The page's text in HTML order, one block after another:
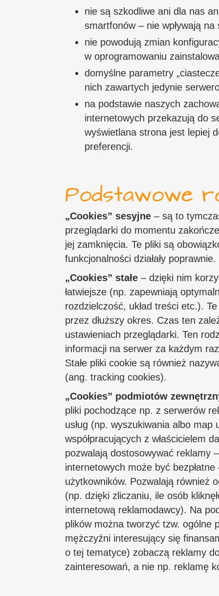
nie są szkodliwe ani dla nas
smartfonów – nie wpływają na
nie powodują zmian
w oprogramowaniu
domyślne parametry
nich zawartych jedynie
na podstawie naszych
internetowych przekazują do
wyświetlana strona jest lepiej
preferencji.
Podstawowe
„Cookies” sesyjne – są to
przeglądarki do momentu
jej zamknięcia. Te pliki są
funkcjonalności działały poprawnie.
„Cookies” stałe – dzięki nim
łatwiejsze (np. zapewniają
rozdzielczość, układ treści etc.).
przez dłuższy okres. Czas ten
ustawieniach przeglądarki. Ten
informacji na serwer za każdym
Stałe pliki cookie są również
(ang. tracking cookies).
„Cookies” podmiotów
pliki pochodzące np. z serwerów
usług (np. wyszukiwania albo
współpracujących z właścicielem
pozwalają dostosowywać reklamy
internetowych może być
użytkowników. Pozwalają również
(np. dzięki zliczaniu, ile osób
internetową reklamodawcy). Na
plików można tworzyć tzw. ogólne
mężczyźni interesujący się
o tej tematyce) zobaczą reklamy
zainteresowań, a nie np. reklamę